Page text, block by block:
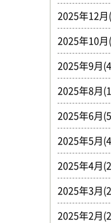
2025年12月
2025年10月
2025年9月
2025年8月
2025年6月
2025年5月
2025年4月
2025年3月
2025年2月